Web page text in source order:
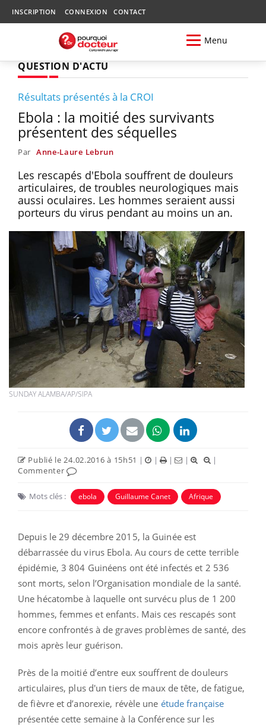
INSCRIPTION CONNEXION CONTACT
Menu
QUESTION D'ACTU
Résultats présentés à la CROI
Ebola : la moitié des survivants
présentent des séquelles
Par Anne-Laure Lebrun
Les rescapés d'Ebola souffrent de douleurs
articulaires, de troubles neurologiques mais
aussi oculaires. Les hommes seraient aussi
porteurs du virus pendant au moins un an.
SUNDAY ALAMBA/AP/SIPA
Publié le 24.02.2016 à 15h51 | | | |
|
Commenter
Mots clés : ebola Guillaume Canet Afrique
Depuis le 29 décembre 2015, la Guinée est
débarrassée du virus Ebola. Au cours de cette terrible
épidémie, 3 804 Guinéens ont été infectés et 2 536
sont morts, selon l’Organisation mondiale de la santé.
Une hécatombe à laquelle ont survécu plus de 1 200
hommes, femmes et enfants. Mais ces rescapés sont
encore confrontés à de graves problèmes de santé, des
mois après leur guérison.
Près de la moitié d’entre eux souffrent de douleurs
articulaires, plus d'un tiers de maux de tête, de fatigue,
de fièvre et d’anorexie, révèle une étude française
présentée cette semaine à la Conférence sur les